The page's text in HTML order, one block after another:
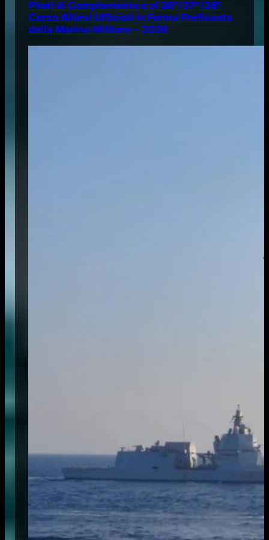
Piloti di Complemento e al 36°/37°/38°
Corso Allievi Ufficiali in Ferma Prefissata
della Marina Militare – 2026